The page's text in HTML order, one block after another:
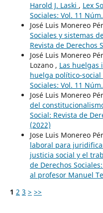
Harold J. Laski , Lex
Sociales: Vol. 11
José Luis Monereo
Sociales y sistemas
Revista de Derechos
José Luis Monereo
Lozano , Las huelgas
huelga político-social
Sociales: Vol. 11
José Luis Monereo
del
Social: Revista de
(2022)
Jose Luis Monereo
laboral para
justicia social y el
de Derechos
al profesor Manuel
1 2 3 > >>